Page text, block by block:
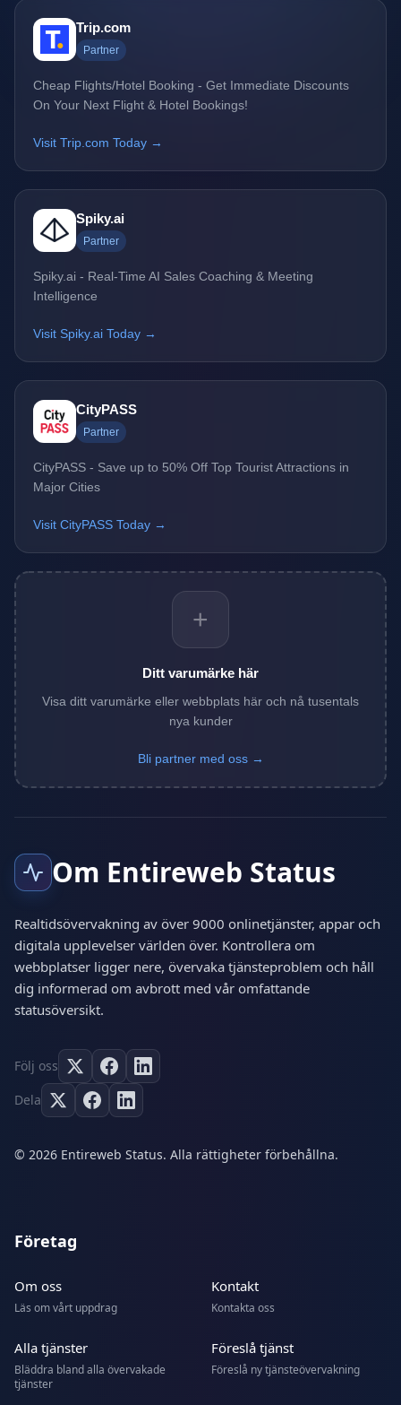
Trip.com
Partner
Cheap Flights/Hotel Booking - Get Immediate Discounts
On Your Next Flight & Hotel Bookings!
Visit Trip.com Today →
Spiky.ai
Partner
Spiky.ai - Real-Time AI Sales Coaching & Meeting
Intelligence
Visit Spiky.ai Today →
CityPASS
Partner
CityPASS - Save up to 50% Off Top Tourist Attractions in
Major Cities
Visit CityPASS Today →
+
Ditt varumärke här
Visa ditt varumärke eller webbplats här och nå tusentals
nya kunder
Bli partner med oss →
Om Entireweb Status
Realtidsövervakning av över 9000 onlinetjänster, appar och
digitala upplevelser världen över. Kontrollera om
webbplatser ligger nere, övervaka tjänsteproblem och håll
dig informerad om avbrott med vår omfattande
statusöversikt.
Följ oss
Dela
© 2026 Entireweb Status. Alla rättigheter förbehållna.
Företag
Om oss
Läs om vårt uppdrag
Kontakt
Kontakta oss
Alla tjänster
Bläddra bland alla övervakade
tjänster
Föreslå tjänst
Föreslå ny tjänsteövervakning